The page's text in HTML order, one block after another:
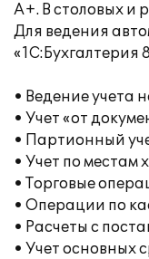
А+. В столовых и
Для ведения
• Ведение учета
• Учет «от
• Партионный
• Учет по местам
• Торговые
• Операции по
• Расчеты с
• Учет основных